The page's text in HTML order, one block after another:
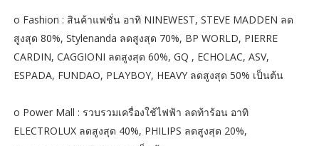
o Fashion : สินค้าแฟชั่น อาทิ NINEWEST, STEVE MADDEN ลด
สูงสุด 80%, Stylenanda ลดสูงสุด 70%, BP WORLD, PIERRE
CARDIN, CAGGIONI ลดสูงสุด 60%, GQ , ECHOLAC, ASV,
ESPADA, FUNDAO, PLAYBOY, HEAVY ลดสูงสุด 50% เป็นต้น
o Power Mall : รวบรวมเครื่องใช้ไฟฟ้า ลดท้าร้อน อาทิ
ELECTROLUX ลดสูงสุด 40%, PHILIPS ลดสูงสุด 20%,